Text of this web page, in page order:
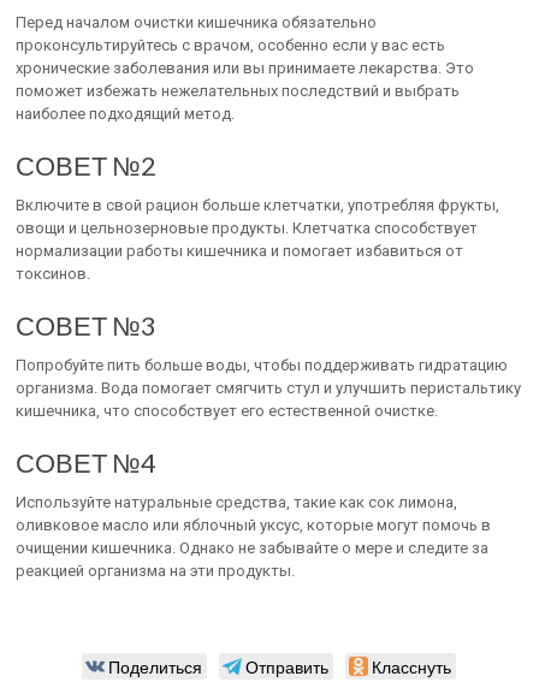
Перед началом очистки кишечника обязательно
проконсультируйтесь с врачом, особенно если у вас есть
хронические заболевания или вы принимаете лекарства. Это
поможет избежать нежелательных последствий и выбрать
наиболее подходящий метод.
СОВЕТ №2
Включите в свой рацион больше клетчатки, употребляя фрукты,
овощи и цельнозерновые продукты. Клетчатка способствует
нормализации работы кишечника и помогает избавиться от
токсинов.
СОВЕТ №3
Попробуйте пить больше воды, чтобы поддерживать гидратацию
организма. Вода помогает смягчить стул и улучшить перистальтику
кишечника, что способствует его естественной очистке.
СОВЕТ №4
Используйте натуральные средства, такие как сок лимона,
оливковое масло или яблочный уксус, которые могут помочь в
очищении кишечника. Однако не забывайте о мере и следите за
реакцией организма на эти продукты.
Поделиться Отправить Класснуть